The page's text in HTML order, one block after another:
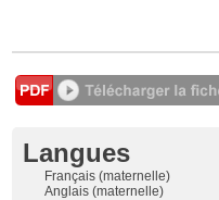
Langues
Français (maternelle)
Anglais (maternelle)